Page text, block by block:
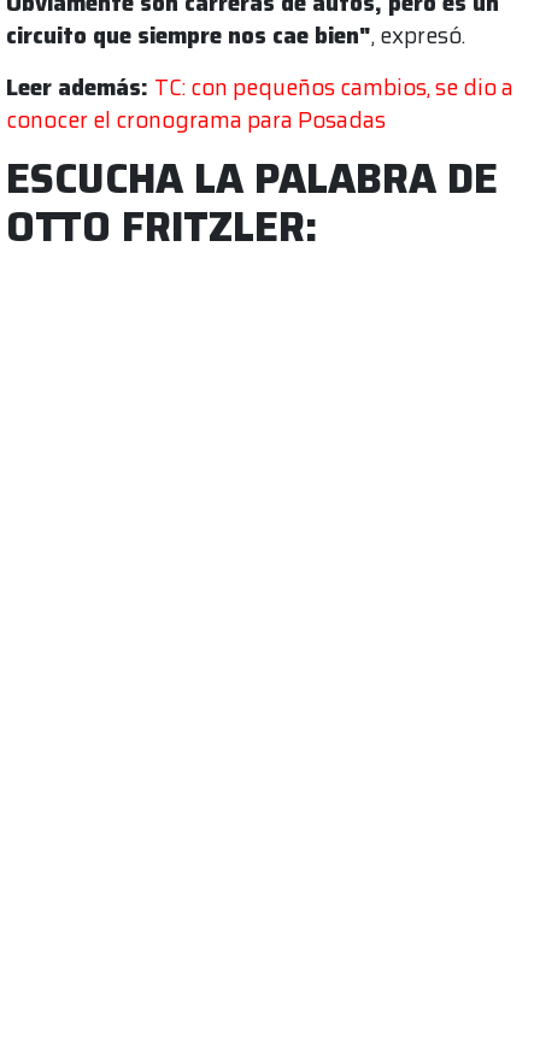
circuito que siempre nos cae bien", expresó.
Leer además: TC: con pequeños cambios, se dio a
conocer el cronograma para Posadas
ESCUCHA LA PALABRA DE
OTTO FRITZLER: